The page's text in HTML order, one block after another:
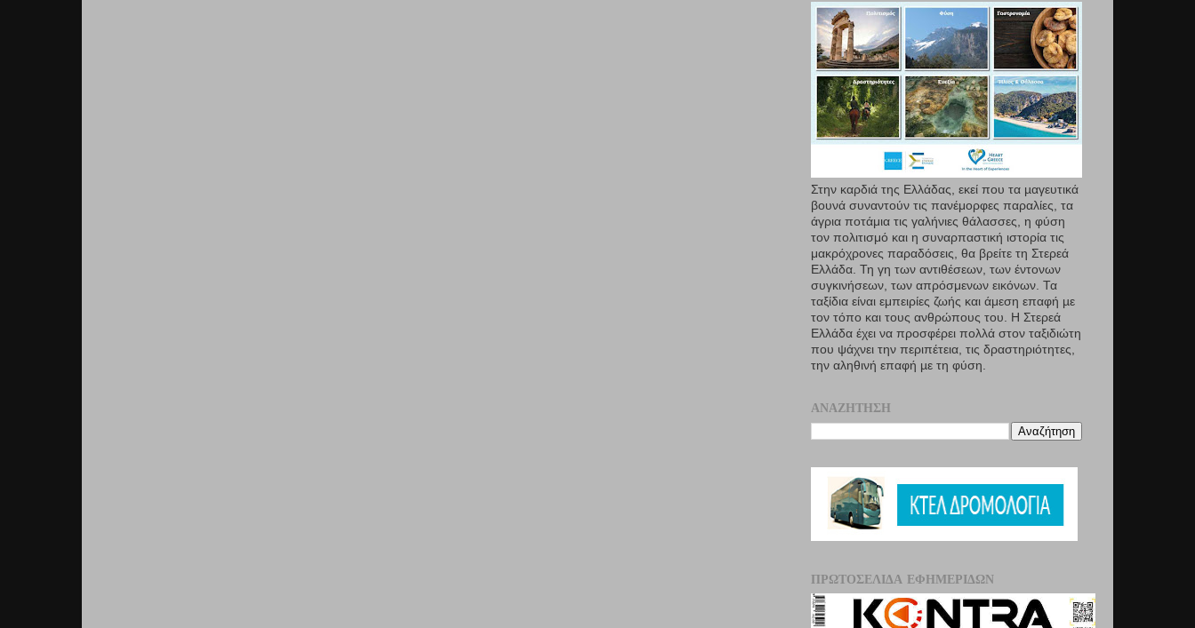
Στην καρδιά της Ελλάδας, εκεί που τα µαγευτικά
βουνά συναντούν τις πανέμορφες παραλίες, τα
άγρια ποτάμια τις γαλήνιες θάλασσες, η φύση
τον πολιτισμό και η συναρπαστική ιστορία τις
μακρόχρονες παραδόσεις, θα βρείτε τη Στερεά
Ελλάδα. Τη γη των αντιθέσεων, των έντονων
συγκινήσεων, των απρόσμενων εικόνων. Τα
ταξίδια είναι εμπειρίες ζωής και άμεση επαφή µε
τον τόπο και τους ανθρώπους του. Η Στερεά
Ελλάδα έχει να προσφέρει πολλά στον ταξιδιώτη
που ψάχνει την περιπέτεια, τις δραστηριότητες,
την αληθινή επαφή µε τη φύση.
ΑΝΑΖΉΤΗΣΗ
ΠΡΩΤΟΣΈΛΙΔΑ ΕΦΗΜΕΡΊΔΩΝ